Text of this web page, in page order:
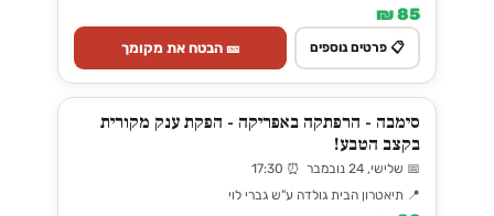
85 ₪
📋 פרטים נוספים 🎫 הבטח את מקומך
סימבה - הרפתקה באפריקה - הפקת ענק מקורית
בקצב הטבע!
📅 שלישי, 24 נובמבר ⏰ 17:30
📍 תיאטרון הבית גולדה ע"ש גברי לוי